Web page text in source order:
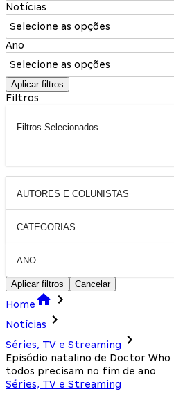
Notícias
Selecione as opções
Ano
Selecione as opções
Aplicar filtros
Filtros
Filtros Selecionados
AUTORES E COLUNISTAS
CATEGORIAS
ANO
Aplicar filtros Cancelar
Home
Notícias
Séries, TV e Streaming
Episódio natalino de Doctor Who
todos precisam no fim de ano
Séries, TV e Streaming